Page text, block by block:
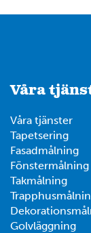
Våra
Våra tjänster
Tapetsering
Fasadmålning
Fönstermålning
Takmålning
Golvläggning